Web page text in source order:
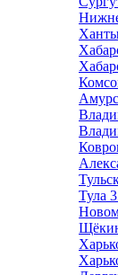
Тула